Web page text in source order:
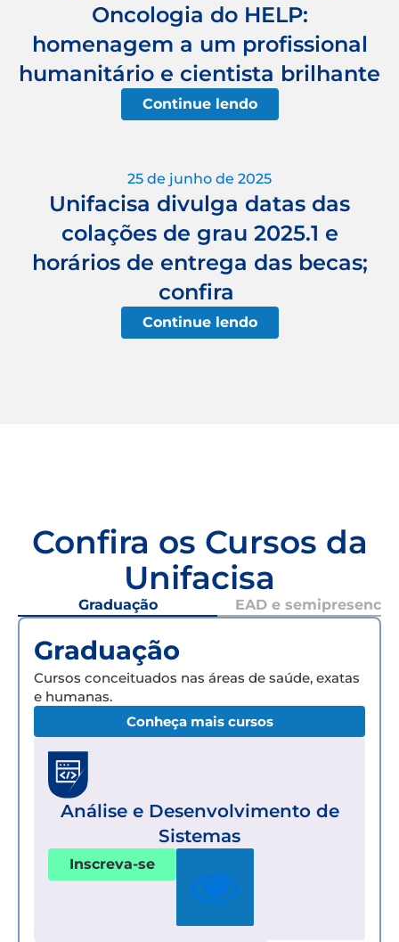
Oncologia do HELP:
homenagem a um profissional
humanitário e cientista brilhante
Continue lendo
25 de junho de 2025
Unifacisa divulga datas das
colações de grau 2025.1 e
horários de entrega das becas;
confira
Continue lendo
Confira os Cursos da
Unifacisa
Graduação EAD e semipresencial
Graduação
Cursos conceituados nas áreas de saúde, exatas
e humanas.
Conheça mais cursos
Análise e Desenvolvimento de
Sistemas
Inscreva-se